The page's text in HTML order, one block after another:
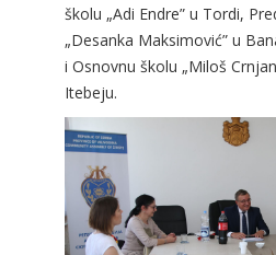
školu „Adi Endre” u Tordi,
„Desanka Maksimović” u
i Osnovnu školu „Miloš
Itebeju.